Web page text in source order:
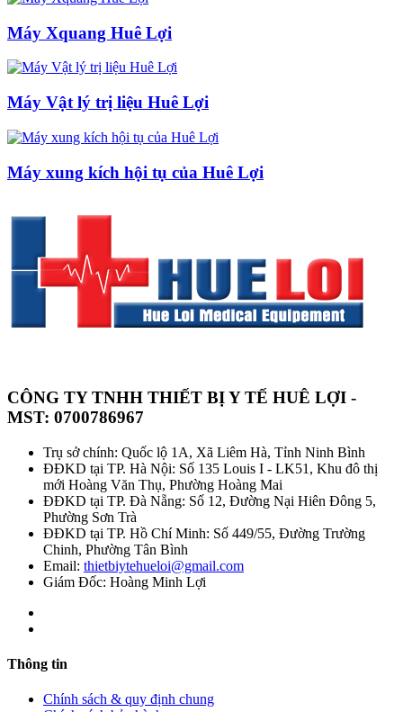
Máy Xquang Huê Lợi
Máy Vật lý trị liệu Huê Lợi
Máy xung kích hội tụ của Huê Lợi
CÔNG TY TNHH THIẾT BỊ Y TẾ HUÊ LỢI -
MST: 0700786967
Trụ sở chính: Quốc lộ 1A, Xã Liêm Hà, Tỉnh Ninh Bình
ĐĐKD tại TP. Hà Nội: Số 135 Louis I - LK51, Khu đô thị
mới Hoàng Văn Thụ, Phường Hoàng Mai
ĐĐKD tại TP. Đà Nẵng: Số 12, Đường Nại Hiên Đông 5,
Phường Sơn Trà
ĐĐKD tại TP. Hồ Chí Minh: Số 449/55, Đường Trường
Chinh, Phường Tân Bình
Email: thietbiytehueloi@gmail.com
Giám Đốc: Hoàng Minh Lợi
Thông tin
Chính sách & quy định chung